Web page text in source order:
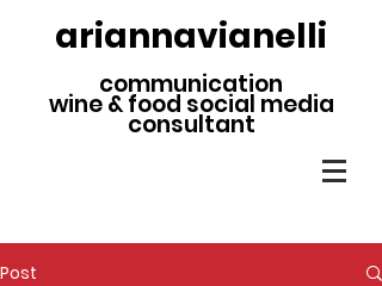
ariannavianelli
communication
wine & food social media
consultant
Post